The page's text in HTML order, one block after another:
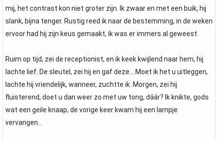
mij, het contrast kon niet groter zijn. Ik zwaar en met een buik, hij
slank, bijna tenger. Rustig reed ik naar de bestemming, in de weken
ervoor had hij zijn keus gemaakt, ik was er immers al geweest.
Ruim op tijd, zei de receptionist, en ik keek kwijlend naar hem, hij
lachte lief. De sleutel, zei hij en gaf deze… Moet ik het u uitleggen,
lachte hij vriendelijk, wanneer, zuchtte ik. Morgen, zei hij
fluisterend, doet u dan weer zo met uw tong, dáár? Ik knikte, gods
wat een geile knaap, de vorige keer kwam hij een lampje
vervangen…